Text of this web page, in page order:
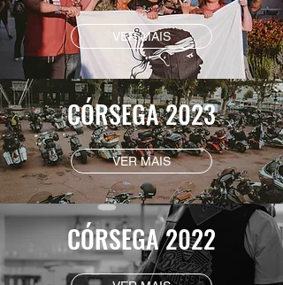
VER MAIS
CÓRSEGA 2023
VER MAIS
CÓRSEGA 2022